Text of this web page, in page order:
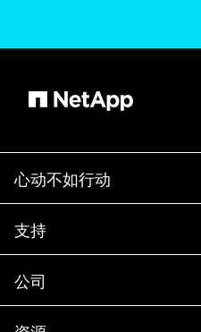
心动不如行动
如何购买
联系销售部门
寻找合作伙伴
试用产品
支持
支持
训练
公司
公司